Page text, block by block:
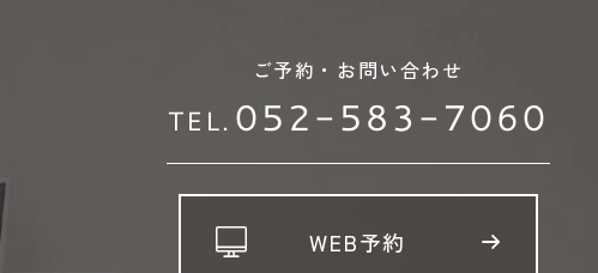
ご予約・お問い合わせ
TEL. 052-583-7060
WEB予約